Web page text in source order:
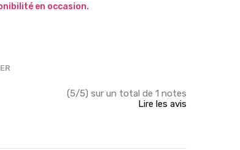
en occasion.
(5/5) sur un total de 1 notes
Lire les avis